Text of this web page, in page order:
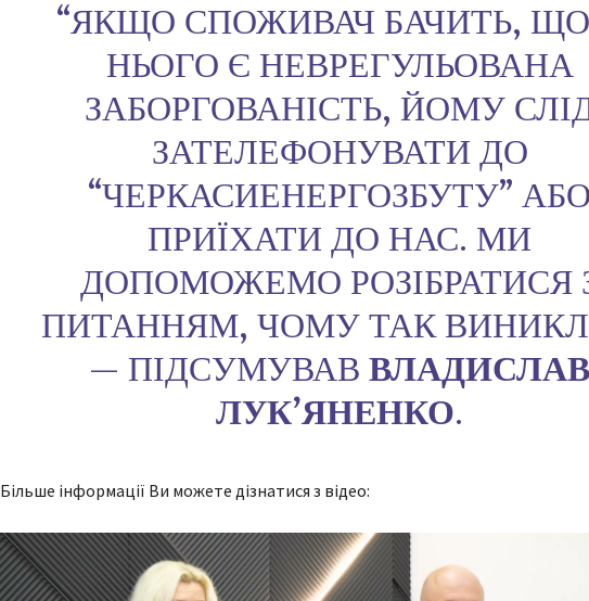
“ЯКЩО СПОЖИВАЧ БАЧИТЬ,
НЬОГО Є НЕВРЕГУЛЬОВАНА
ЗАБОРГОВАНІСТЬ, ЙОМУ
ЗАТЕЛЕФОНУВАТИ ДО
“ЧЕРКАСИЕНЕРГОЗБУТУ” АБО
ПРИЇХАТИ ДО НАС. МИ
ДОПОМОЖЕМО РОЗІБРАТИСЯ
ПИТАННЯМ, ЧОМУ ТАК
— ПІДСУМУВАВВЛАДИСЛАВ
ЛУКʼЯНЕНКО.
Більше інформації Ви можете дізнатися з відео: